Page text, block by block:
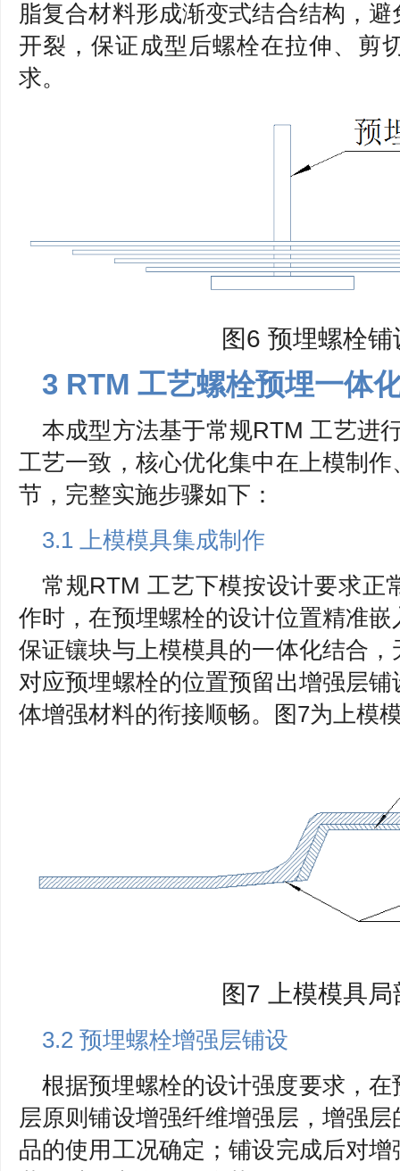
脂复合材料形成渐变式结合结构，
开裂，保证成型后螺栓在拉伸、剪
求。
图6 预埋螺栓
3 RTM 工艺螺栓预埋一体
本成型方法基于常规RTM 工艺进
工艺一致，核心优化集中在上模制
节，完整实施步骤如下：
3.1 上模模具集成制作
常规RTM 工艺下模按设计要求正
作时，在预埋螺栓的设计位置精准
保证镶块与上模模具的一体化结合
对应预埋螺栓的位置预留出增强层
体增强材料的衔接顺畅。图7为上模
图7 上模模具
3.2 预埋螺栓增强层铺设
根据预埋螺栓的设计强度要求，
层原则铺设增强纤维增强层，增强
品的使用工况确定；铺设完成后对